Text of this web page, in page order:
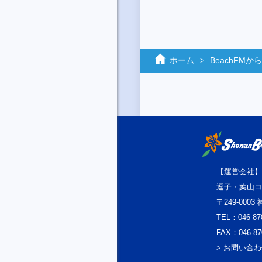
ホーム BeachFMか
【運営会社】
逗子・葉山
〒249-0003
TEL：046-
FAX：046-
> お問い合